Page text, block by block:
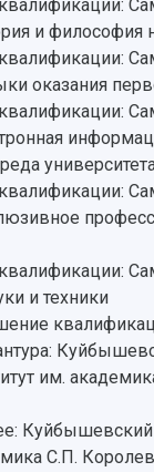
и философия
оказания
и техники
им.
С.П.